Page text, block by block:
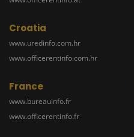
Croatia
www.uredinfo.com.hr
www.officerentinfo.com.hr
France
www.bureauinfo.fr
www.officerentinfo.fr